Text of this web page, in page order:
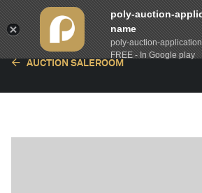
AUCTION SALEROOM
poly-auction-
name
poly-auction-
FREE - In Google play